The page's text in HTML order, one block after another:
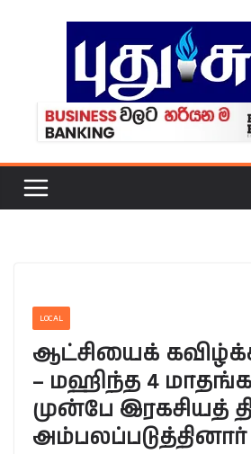
LOCAL
ஆட்சியைக்
– மஹிந்த 4
முன்பே இரகசியத்